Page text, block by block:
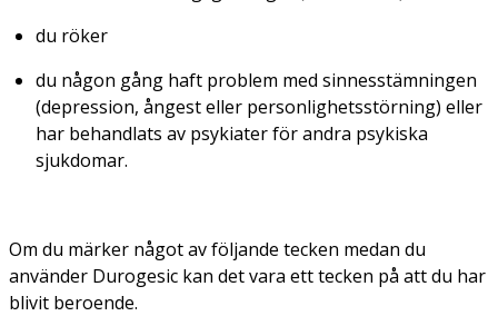
du röker
du någon gång haft problem med sinnesstämningen
(depression, ångest eller personlighetsstörning) eller
har behandlats av psykiater för andra psykiska
sjukdomar.
Om du märker något av följande tecken medan du
använder Durogesic kan det vara ett tecken på att du har
blivit beroende.